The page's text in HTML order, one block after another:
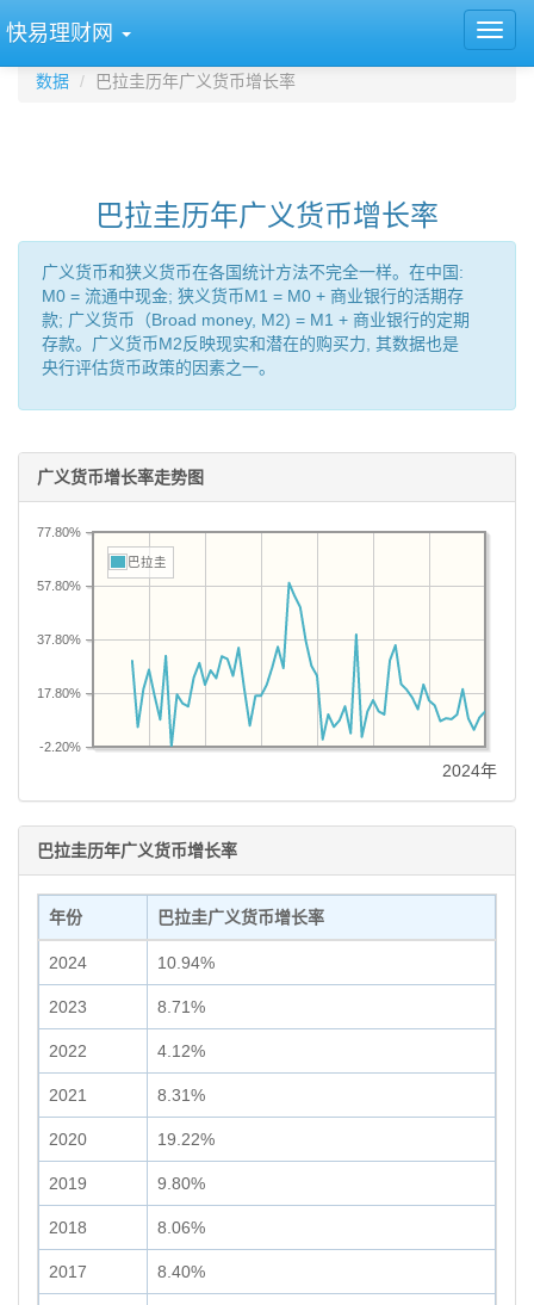
快易理财网
数据 巴拉圭历年广义货币增长率
巴拉圭历年广义货币增长率
广义货币和狭义货币在各国统计方法不完全一样。在中国:
M0 = 流通中现金; 狭义货币M1 = M0 + 商业银行的活期存
款; 广义货币（Broad money, M2) = M1 + 商业银行的定期
存款。广义货币M2反映现实和潜在的购买力, 其数据也是
央行评估货币政策的因素之一。
广义货币增长率走势图
-2.20%
17.80%
37.80%
57.80%
77.80%
巴拉圭
2024年
巴拉圭历年广义货币增长率
年份 巴拉圭广义货币增长率
2024 10.94%
2023 8.71%
2022 4.12%
2021 8.31%
2020 19.22%
2019 9.80%
2018 8.06%
2017 8.40%